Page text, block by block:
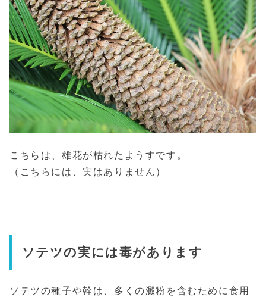
こちらは、雄花が枯れたようすです。
（こちらには、実はありません）
ソテツの実には毒があります
ソテツの種子や幹は、多くの澱粉を含むために食用